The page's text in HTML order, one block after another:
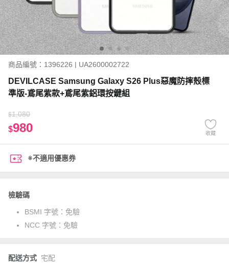
商品編號：1396226 | UA2600002722
DEVILCASE Samsung Galaxy S26 Plus惡魔防摔殼標
準版-鳶尾紫款+鳶尾紫鋁環按鍵組
$1,080
$980 收藏
※不適用優惠券
檢驗碼
BSMI 字號： 免驗
NCC 字號： 免驗
配送方式 宅配